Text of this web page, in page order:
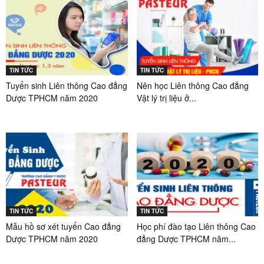
TIN TỨC
Tuyển sinh Liên thông Cao đẳng
Dược TPHCM năm 2020
TIN TỨC
Nên học Liên thông Cao đẳng
Vật lý trị liệu ở...
TIN TỨC
Mẫu hồ sơ xét tuyển Cao đẳng
Dược TPHCM năm 2020
TIN TỨC
Học phí đào tạo Liên thông Cao
đẳng Dược TPHCM năm...